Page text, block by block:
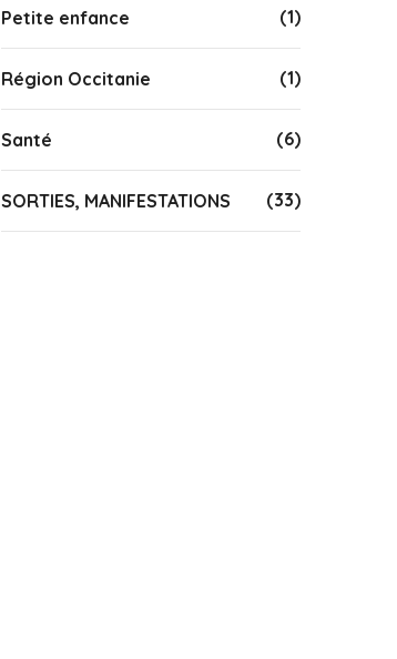
Petite enfance (1)
Région Occitanie (1)
Santé (6)
SORTIES, MANIFESTATIONS (33)